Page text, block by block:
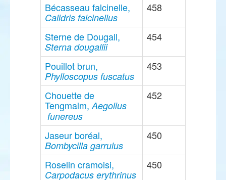
Bécasseau falcinelle,
Calidris falcinellus
458
Sterne de Dougall,
Sterna dougallii
454
Pouillot brun,
Phylloscopus fuscatus
453
Chouette de
Tengmalm,Aegolius
funereus
452
Jaseur boréal,
Bombycilla garrulus
450
Roselin cramoisi,
Carpodacus erythrinus
450